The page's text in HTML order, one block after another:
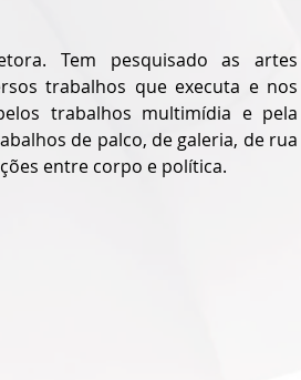
Tem pesquisado as artes
trabalhos que executa e nos
trabalhos multimídia e pela
de palco, de galeria, de rua
entre corpo e política.